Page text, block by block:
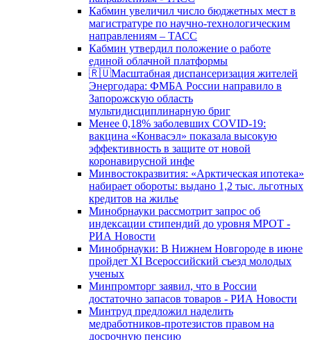
Кабмин увеличил число бюджетных мест в
магистратуре по научно-технологическим
направлениям – ТАСС
Кабмин утвердил положение о работе
единой облачной платформы
🇷🇺Масштабная диспансеризация жителей
Энергодара: ФМБА России направило в
Запорожскую область
мультидисциплинарную бриг
Менее 0,18% заболевших COVID-19:
вакцина «Конвасэл» показала высокую
эффективность в защите от новой
коронавирусной инфе
Минвостокразвития: «Арктическая ипотека»
набирает обороты: выдано 1,2 тыс. льготных
кредитов на жилье
Минобрнауки рассмотрит запрос об
индексации стипендий до уровня МРОТ -
РИА Новости
Минобрнауки: В Нижнем Новгороде в июне
пройдет XI Всероссийский съезд молодых
ученых
Минпромторг заявил, что в России
достаточно запасов товаров - РИА Новости
Минтруд предложил наделить
медработников-протезистов правом на
досрочную пенсию